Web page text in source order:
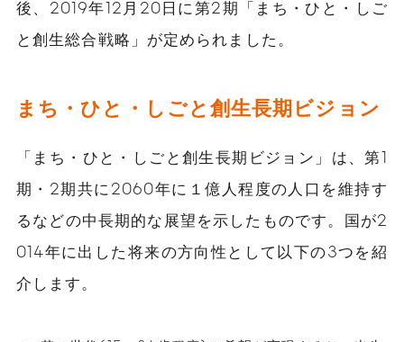
後、2019年12月20日に第2期「まち・ひと・しご
と創生総合戦略」が定められました。
まち・ひと・しごと創生長期ビジョン
「まち・ひと・しごと創生長期ビジョン」は、第1
期・2期共に2060年に１億人程度の人口を維持す
るなどの中長期的な展望を示したものです。国が2
014年に出した将来の方向性として以下の3つを紹
介します。